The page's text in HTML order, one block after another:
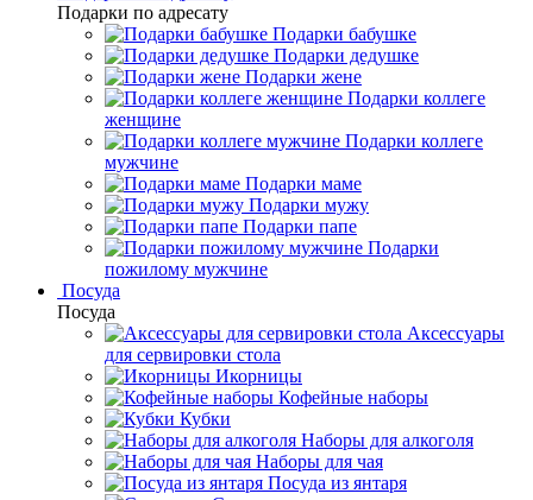
Подарки по адресату
Подарки бабушке
Подарки дедушке
Подарки жене
Подарки коллеге
женщине
Подарки коллеге
мужчине
Подарки маме
Подарки мужу
Подарки папе
Подарки
пожилому мужчине
Посуда
Посуда
Аксессуары
для сервировки стола
Икорницы
Кофейные наборы
Кубки
Наборы для алкоголя
Наборы для чая
Посуда из янтаря